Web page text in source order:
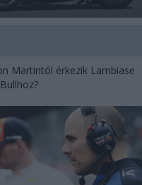
Martintól érkezik Lambiase